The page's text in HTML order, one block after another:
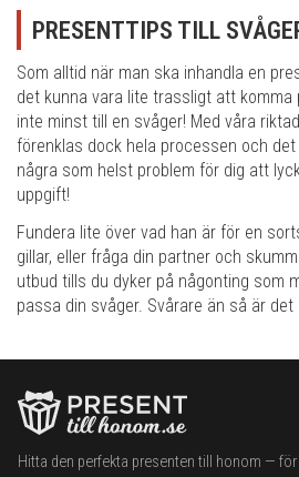
PRESENTTIPS TILL
Som alltid när man ska inhandla en
det kunna vara lite trassligt att komma
inte minst till en svåger! Med våra
förenklas dock hela processen och
några som helst problem för dig att
uppgift!
Fundera lite över vad han är för en
gillar, eller fråga din partner och
utbud tills du dyker på någonting som
passa din svåger. Svårare än så är
Hitta den perfekta presenten till honom —